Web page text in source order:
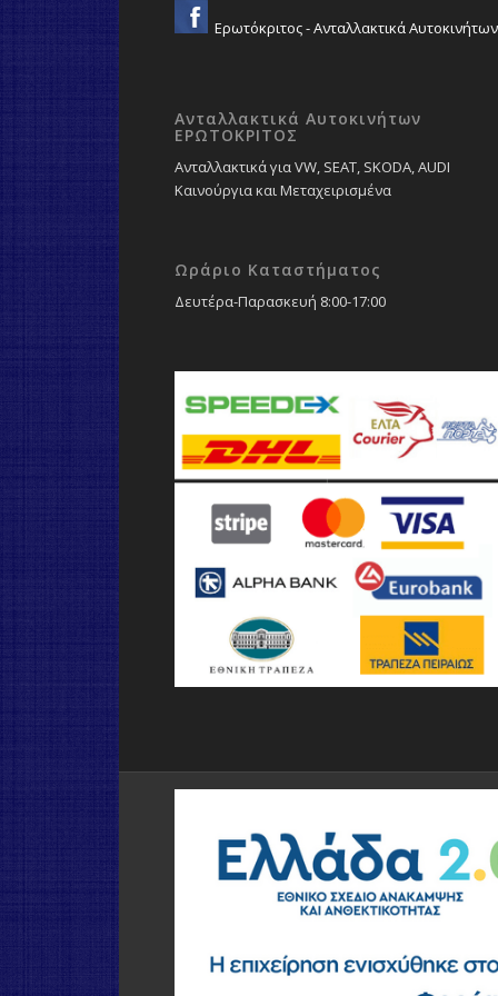
Ερωτόκριτος - Ανταλλακτικά Αυτοκινήτων
Ανταλλακτικά Αυτοκινήτων
ΕΡΩΤΟΚΡΙΤΟΣ
Ανταλλακτικά για VW, SEAT, SKODA, AUDI
Καινούργια και Μεταχειρισμένα
Ωράριο Καταστήματος
Δευτέρα-Παρασκευή 8:00-17:00